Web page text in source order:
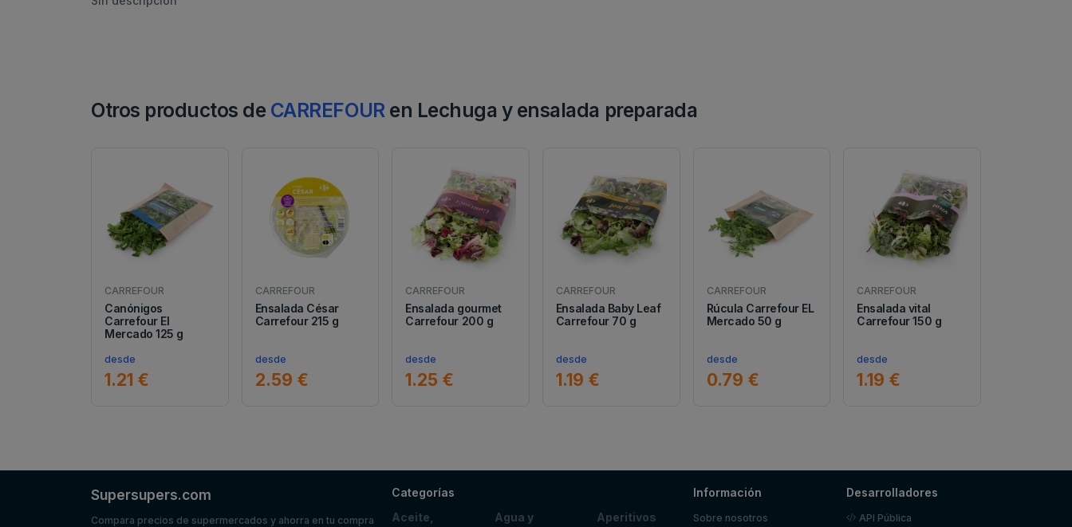
Otros productos de CARREFOURen Lechuga y ensalada preparada
CARREFOUR
Canónigos
Carrefour El
Mercado 125 g
desde
1.21 €
CARREFOUR
Ensalada César
Carrefour 215 g
desde
2.59 €
CARREFOUR
Ensalada gourmet
Carrefour 200 g
desde
1.25 €
CARREFOUR
Ensalada Baby Leaf
Carrefour 70 g
desde
1.19 €
CARREFOUR
Rúcula Carrefour EL
Mercado 50 g
desde
0.79 €
CARREFOUR
Ensalada vital
Carrefour 150 g
desde
1.19 €
Supersupers.com
Compara precios de supermercados y ahorra en tu compra
Categorías
Aceite,
Agua y Aperitivos
Información
Sobre nosotros
Desarrolladores
API Pública